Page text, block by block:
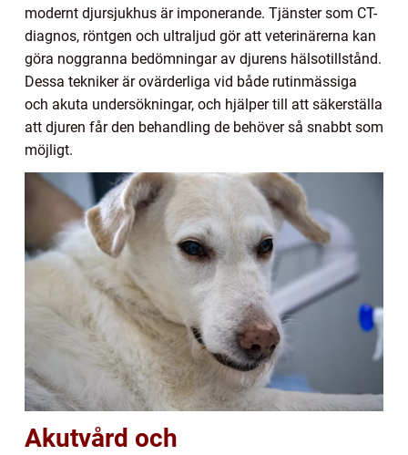
modernt djursjukhus är imponerande. Tjänster som CT-
diagnos, röntgen och ultraljud gör att veterinärerna kan
göra noggranna bedömningar av djurens hälsotillstånd.
Dessa tekniker är ovärderliga vid både rutinmässiga
och akuta undersökningar, och hjälper till att säkerställa
att djuren får den behandling de behöver så snabbt som
möjligt.
Akutvård och